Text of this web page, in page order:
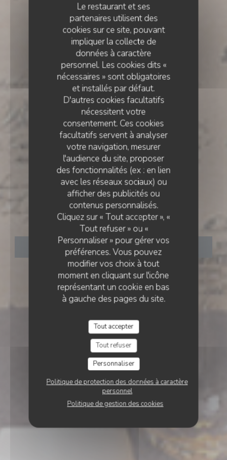
Le restaurant et ses
partenaires utilisent des
cookies sur ce site, pouvant
impliquer la collecte de
données à caractère
personnel. Les cookies dits «
nécessaires » sont obligatoires
et installés par défaut.
D'autres cookies facultatifs
nécessitent votre
consentement. Ces cookies
facultatifs servent à analyser
votre navigation, mesurer
l'audience du site, proposer
des fonctionnalités (ex : en lien
avec les réseaux sociaux) ou
afficher des publicités ou
contenus personnalisés.
Cliquez sur « Tout accepter », «
Tout refuser » ou «
Personnaliser » pour gérer vos
préférences. Vous pouvez
modifier vos choix à tout
moment en cliquant sur l'icône
représentant un cookie en bas
à gauche des pages du site.
Tout accepter
Tout refuser
Personnaliser
Politique de protection des données à caractère
personnel
Politique de gestion des cookies
CRÊPERIE VERSAILLES
BléNoir Versailles
RÉSERVER